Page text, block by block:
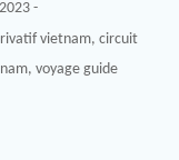
-
vietnam, circuit
, voyage guide